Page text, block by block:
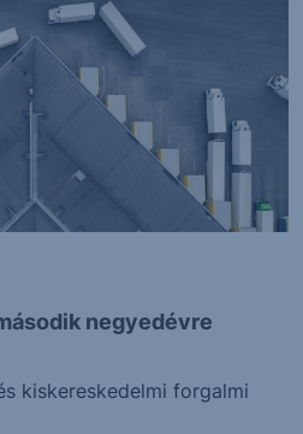
negyedévre
kiskereskedelmi forgalmi